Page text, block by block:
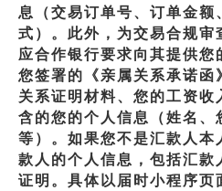
息（交易订单号、订单金额
式）。此外，为交易合规审
应合作银行要求向其提供
您签署的《亲属关系承诺函
关系证明材料、您的工资
含的您的个人信息（姓名
等）。如果您不是汇款人本
款人的个人信息，包括汇款
证明。具体以届时小程序页